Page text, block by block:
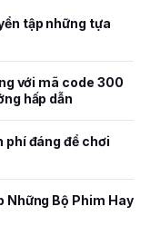
tập những tựa
với mã code 300
hấp dẫn
phí đáng để chơi
Những Bộ Phim Hay